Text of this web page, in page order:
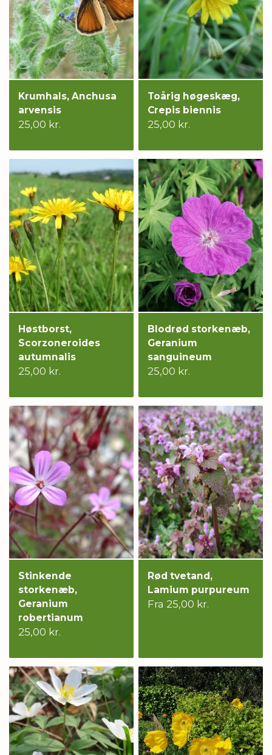
Krumhals, Anchusa
arvensis
25,00 kr.
Toårig høgeskæg,
Crepis biennis
25,00 kr.
Høstborst,
Scorzoneroides
autumnalis
25,00 kr.
Blodrød storkenæb,
Geranium
sanguineum
25,00 kr.
Stinkende
storkenæb,
Geranium
robertianum
25,00 kr.
Rød tvetand,
Lamium purpureum
Fra 25,00 kr.